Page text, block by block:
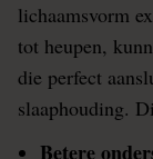
lichaamsvorm
tot heupen,
die perfect
slaaphouding.
Betere